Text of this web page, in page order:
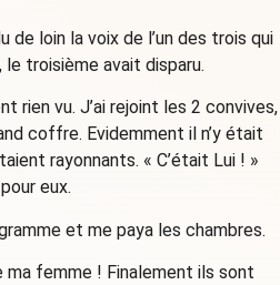
de loin la voix de l’un des trois qui
troisième avait disparu.
rien vu. J’ai rejoint les 2 convives,
coffre. Evidemment il n’y était
rayonnants. « C’était Lui ! »
eux.
et me paya les chambres.
ma femme ! Finalement ils sont